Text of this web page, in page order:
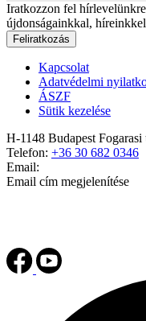
Iratkozzon fel
újdonságainkkal,
Feliratkozás
Kapcsolat
Adatvédelmi
ÁSZF
Sütik kezelése
H-1148 Budapest Fogarasi
Telefon: +36 30 682 0346
Email:
Email cím megjelenítése